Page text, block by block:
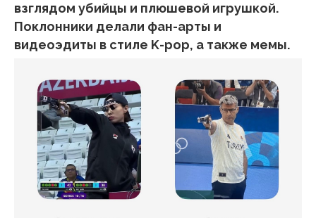
взглядом убийцы и плюшевой игрушкой.
Поклонники делали фан-арты и
видеоэдиты в стиле K-pop, а также мемы.